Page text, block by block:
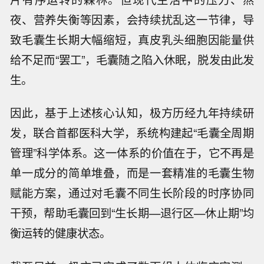
夜、营养失衡等因素，会持续扰乱这一节律，导
致毛囊生长期大幅缩短，真皮乳头细胞因能量供
给不足而“罢工”，毛囊随之陷入休眠，脱发由此发
生。
因此，基于上述核心认知，极方历经九年持续研
发，联合首都医科大学，系统构建起“毛囊全周期
管理”科学体系。这一体系的价值在于，它不再是
单一成分的简单堆叠，而是一套精准的毛囊生物
赋能方案，通过对毛囊不同生长阶段的时序协同
干预，帮助毛囊回到“生长期—退行区—休止期”均
衡运转的健康状态。